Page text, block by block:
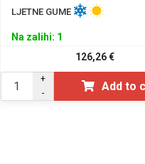
LJETNE GUME
Na zalihi: 1
126,26€
+
-
Add to